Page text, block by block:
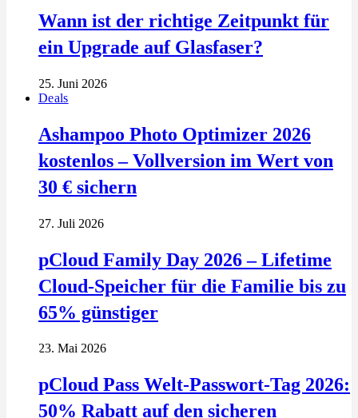
Wann ist der richtige Zeitpunkt für
ein Upgrade auf Glasfaser?
25. Juni 2026
Deals
Ashampoo Photo Optimizer 2026
kostenlos – Vollversion im Wert von
30 € sichern
27. Juli 2026
pCloud Family Day 2026 – Lifetime
Cloud-Speicher für die Familie bis zu
65% günstiger
23. Mai 2026
pCloud Pass Welt-Passwort-Tag 2026:
50% Rabatt auf den sicheren